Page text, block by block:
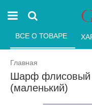
Главная
Шарф флисовый
(маленький)
ВСЕ О ТОВАРЕ